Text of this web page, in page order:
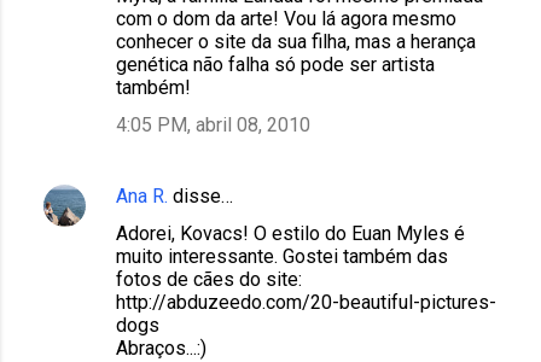
com o dom da arte! Vou lá agora mesmo
conhecer o site da sua filha, mas a herança
genética não falha só pode ser artista
também!
4:05 PM, abril 08, 2010
Ana R. disse…
Adorei, Kovacs! O estilo do Euan Myles é
muito interessante. Gostei também das
fotos de cães do site:
http://abduzeedo.com/20-beautiful-pictures-
dogs
Abraços...:)